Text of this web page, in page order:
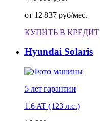
от 12 837 руб/мес.
КУПИТЬ В КРЕДИТ
Hyundai Solaris
5 лет гарантии
1.6 AT (123 л.с.)